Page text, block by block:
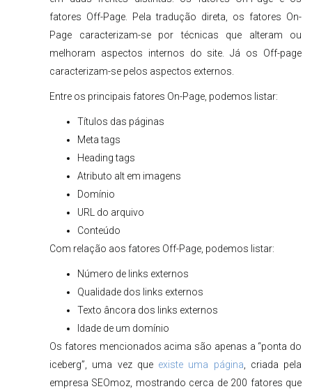
fatores Off-Page. Pela tradução direta, os fatores On-
Page caracterizam-se por técnicas que alteram ou
melhoram aspectos internos do site. Já os Off-page
caracterizam-se pelos aspectos externos.
Entre os principais fatores On-Page, podemos listar:
Títulos das páginas
Meta tags
Heading tags
Atributo alt em imagens
Domínio
URL do arquivo
Conteúdo
Com relação aos fatores Off-Page, podemos listar:
Número de links externos
Qualidade dos links externos
Texto âncora dos links externos
Idade de um domínio
Os fatores mencionados acima são apenas a “ponta do
iceberg”, uma vez que existe uma página , criada pela
empresa SEOmoz, mostrando cerca de 200 fatores que